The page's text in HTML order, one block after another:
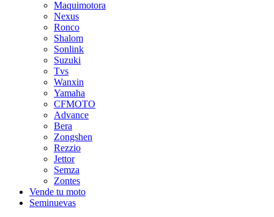
Maquimotora
Nexus
Ronco
Shalom
Sonlink
Suzuki
Tvs
Wanxin
Yamaha
CFMOTO
Advance
Bera
Zongshen
Rezzio
Jettor
Semza
Zontes
Vende tu moto
Seminuevas